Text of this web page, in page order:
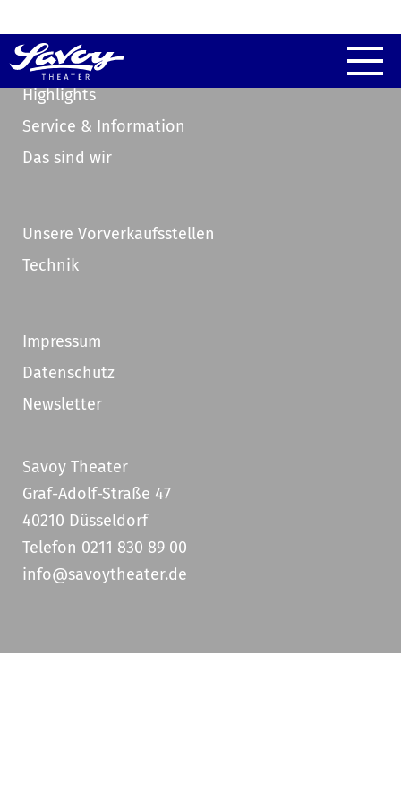
Highlights
Service & Information
Das sind wir
Unsere Vorverkaufsstellen
Technik
Impressum
Datenschutz
Newsletter
Savoy Theater
Graf-Adolf-Straße 47
40210 Düsseldorf
Telefon 0211 830 89 00
info@savoytheater.de